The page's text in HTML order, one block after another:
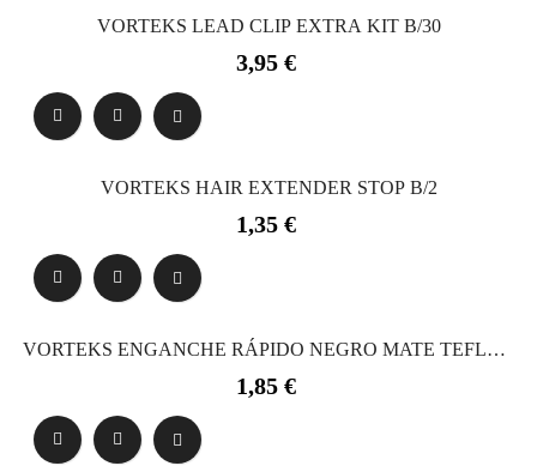
VORTEKS LEAD CLIP EXTRA KIT B/30
Precio
3,95 €
VORTEKS HAIR EXTENDER STOP B/2
Precio
1,35 €
VORTEKS ENGANCHE RÁPIDO NEGRO MATE TEFLON
Precio
1,85 €